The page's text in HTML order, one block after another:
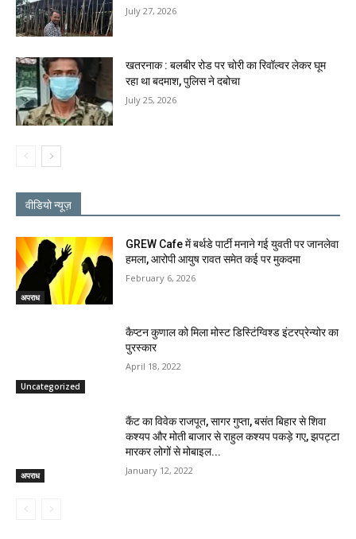
July 27, 2026
खतरनाक : बलबीर रोड पर चोरी का रिवॉल्वर लेकर घूम
रहा था बदमाश, पुलिस ने दबोचा
July 25, 2026
वीडियो न्यूज़
अपराध
GREW Cafe में बर्थडे पार्टी मनाने गई युवती पर जानलेवा
हमला, आरोपी आयुष रावत समेत कई पर मुकदमा
February 6, 2026
Uncategorized
कैप्टन कुणाल को मिला मोस्ट डिस्टिंग्विश्ड इंटरप्रेन्योर का
पुरस्कार
April 18, 2022
अपराध
कैंट का विवेक राजपूत, सागर गुप्ता, बसंत बिहार से शिवा
कश्यप और मोती बाजार से राहुल कश्यप पकड़े गए, झपट्टा
मारकर लोगों से मोबाइल...
January 12, 2022